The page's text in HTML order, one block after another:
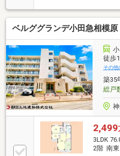
をご堪能下さい。～～
～～～～～インターネ
い物件や未公開物件・自
件情報等はコチラまで
～～～～～～～～～～～
ベルググランデ小田急相模原
徒歩
その他
築35
総戸
2,499
3LDK
2階 南東